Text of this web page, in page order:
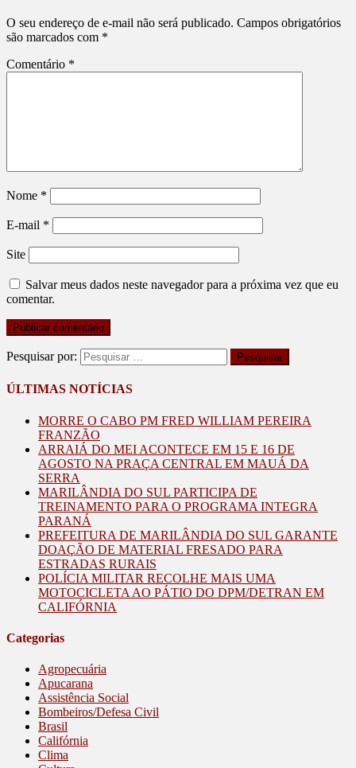
O seu endereço de e-mail não será publicado. Campos obrigatórios
são marcados com *
Comentário *
Nome *
E-mail *
Site
Salvar meus dados neste navegador para a próxima vez que eu
comentar.
Pesquisar por:
ÚLTIMAS NOTÍCIAS
MORRE O CABO PM FRED WILLIAM PEREIRA
FRANZÃO
ARRAIÁ DO MEI ACONTECE EM 15 E 16 DE
AGOSTO NA PRAÇA CENTRAL EM MAUÁ DA
SERRA
MARILÂNDIA DO SUL PARTICIPA DE
TREINAMENTO PARA O PROGRAMA INTEGRA
PARANÁ
PREFEITURA DE MARILÂNDIA DO SUL GARANTE
DOAÇÃO DE MATERIAL FRESADO PARA
ESTRADAS RURAIS
POLÍCIA MILITAR RECOLHE MAIS UMA
MOTOCICLETA AO PÁTIO DO DPM/DETRAN EM
CALIFÓRNIA
Categorias
Agropecuária
Apucarana
Assistência Social
Bombeiros/Defesa Civil
Brasil
Califórnia
Clima